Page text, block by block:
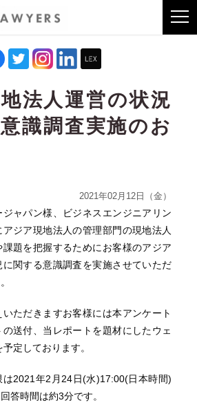
法人運営の状況
識調査実施のお
2021年02月12日（金）
ジャパン様、ビジネスエンジニアリン
ジア現地法人の管理部門の現地法人
題を把握するためにお客様のアジア
関する意識調査を実施させていただ
ただきますお客様には本アンケート
送付、当レポートを題材にしたウェ
定しております。
は2021年2月24日(水)17:00(日本時間)
答時間は約3分です。